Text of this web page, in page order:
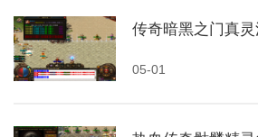
传奇暗黑之门真灵
05-01